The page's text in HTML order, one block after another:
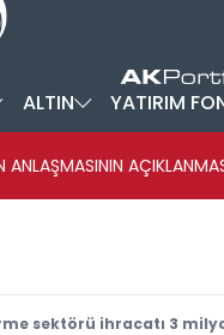
ALTIN YATIRIM
sektörü ihracatı 3